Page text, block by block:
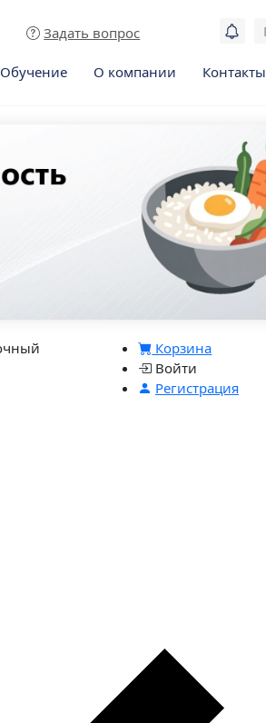
Задать вопрос
Обучение О компании Контакты
Корзина
Войти
Регистрация